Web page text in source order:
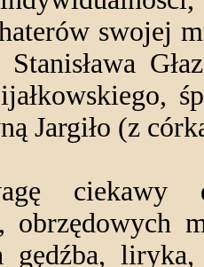
swojej
Jargiło (z
ciekawy
obrzędowych
gędźba,